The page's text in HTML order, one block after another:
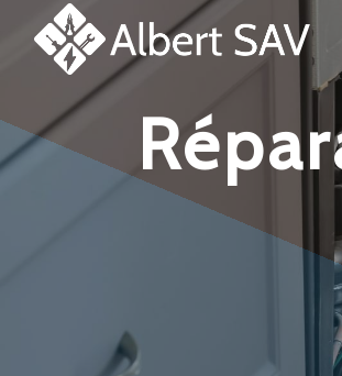
réparation et dépannage plaque de
Panneau de gestion des cookies